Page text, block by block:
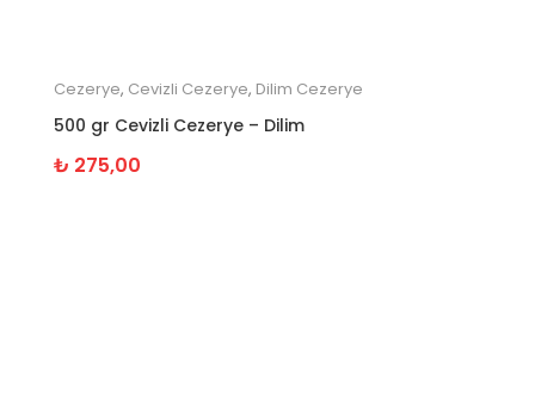
Cezerye, Cevizli Cezerye, Dilim Cezerye
500 gr Cevizli Cezerye – Dilim
₺ 275,00